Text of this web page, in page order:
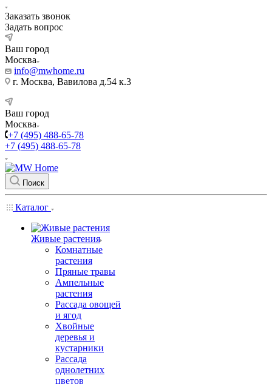
Заказать звонок
Задать вопрос
Ваш город
Москва
info@mwhome.ru
г. Москва, Вавилова д.54 к.3
Ваш город
Москва
+7 (495) 488-65-78
+7 (495) 488-65-78
Поиск
Каталог
Живые растения
Комнатные
растения
Пряные травы
Ампельные
растения
Рассада овощей
и ягод
Хвойные
деревья и
кустарники
Рассада
однолетних
цветов